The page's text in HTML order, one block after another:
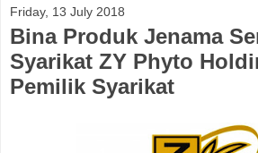
Friday, 13 July 2018
Bina Produk Jenama
Syarikat ZY Phyto
Pemilik Syarikat